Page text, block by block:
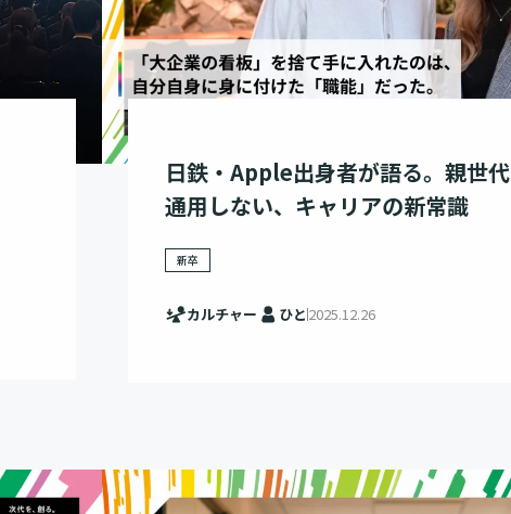
日鉄・Apple出身者が語る。親世
通用しない、キャリアの新常識
新卒
カルチャー ひと 2025.12.26